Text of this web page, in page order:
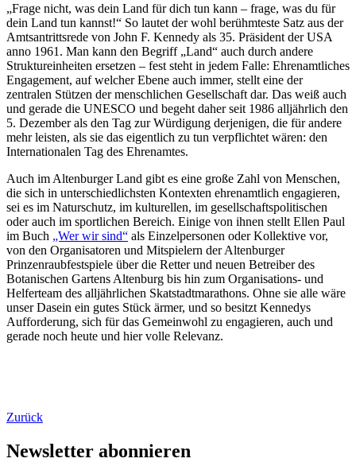
„Frage nicht, was dein Land für dich tun kann – frage, was du für
dein Land tun kannst!“ So lautet der wohl berühmteste Satz aus der
Amtsantrittsrede von John F. Kennedy als 35. Präsident der USA
anno 1961. Man kann den Begriff „Land“ auch durch andere
Struktureinheiten ersetzen – fest steht in jedem Falle: Ehrenamtliches
Engagement, auf welcher Ebene auch immer, stellt eine der
zentralen Stützen der menschlichen Gesellschaft dar. Das weiß auch
und gerade die UNESCO und begeht daher seit 1986 alljährlich den
5. Dezember als den Tag zur Würdigung derjenigen, die für andere
mehr leisten, als sie das eigentlich zu tun verpflichtet wären: den
Internationalen Tag des Ehrenamtes.
Auch im Altenburger Land gibt es eine große Zahl von Menschen,
die sich in unterschiedlichsten Kontexten ehrenamtlich engagieren,
sei es im Naturschutz, im kulturellen, im gesellschaftspolitischen
oder auch im sportlichen Bereich. Einige von ihnen stellt Ellen Paul
im Buch „Wer wir sind“ als Einzelpersonen oder Kollektive vor,
von den Organisatoren und Mitspielern der Altenburger
Prinzenraubfestspiele über die Retter und neuen Betreiber des
Botanischen Gartens Altenburg bis hin zum Organisations- und
Helferteam des alljährlichen Skatstadtmarathons. Ohne sie alle wäre
unser Dasein ein gutes Stück ärmer, und so besitzt Kennedys
Aufforderung, sich für das Gemeinwohl zu engagieren, auch und
gerade noch heute und hier volle Relevanz.
Zurück
Newsletter abonnieren